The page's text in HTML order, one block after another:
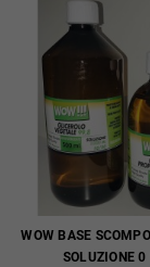
WOW BASE
SOLUZIONE